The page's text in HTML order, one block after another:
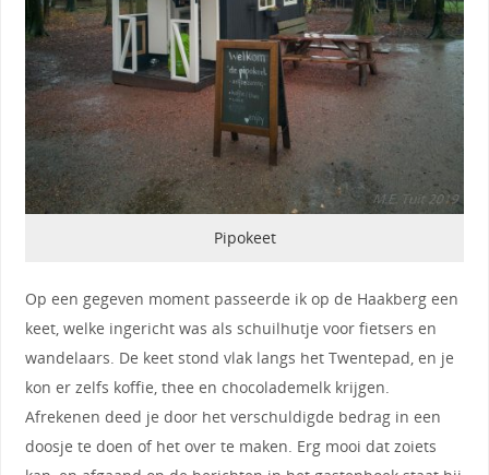
Pipokeet
Op een gegeven moment passeerde ik op de Haakberg een
keet, welke ingericht was als schuilhutje voor fietsers en
wandelaars. De keet stond vlak langs het Twentepad, en je
kon er zelfs koffie, thee en chocolademelk krijgen.
Afrekenen deed je door het verschuldigde bedrag in een
doosje te doen of het over te maken. Erg mooi dat zoiets